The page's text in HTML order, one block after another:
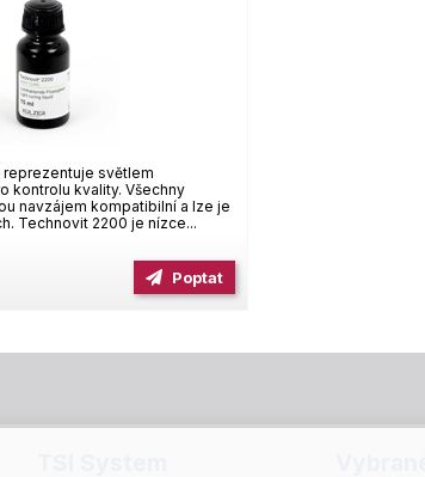
reprezentuje světlem
kontrolu kvality. Všechny
navzájem kompatibilní a lze je
Technovit 2200 je nízce...
Poptat